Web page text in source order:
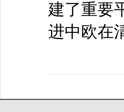
建了重要
进中欧在